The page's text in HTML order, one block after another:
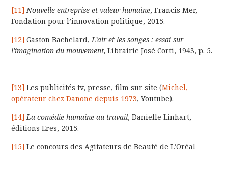
[11] Nouvelle entreprise et valeur humaine, Francis Mer,
Fondation pour l’innovation politique, 2015.
[12] Gaston Bachelard,L’air et les songes : essai sur
l’imagination du mouvement,Librairie José Corti, 1943, p. 5.
[13] Les publicités tv, presse, film sur site (Michel,
opérateur chez Danone depuis 1973, Youtube).
[14] La comédie humaine au travail, Danielle Linhart,
éditions Eres, 2015.
[15] Le concours des Agitateurs de Beauté de L’Oréal